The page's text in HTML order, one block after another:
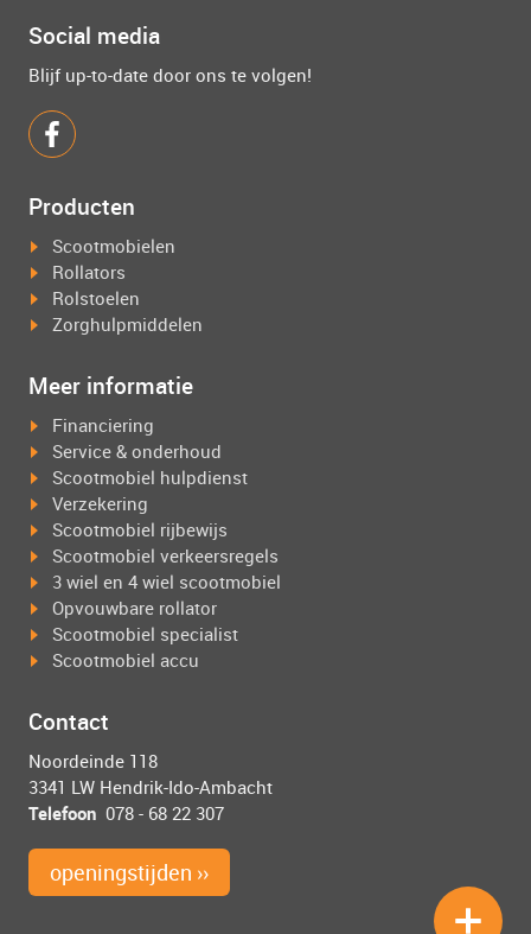
Social media
Blijf up-to-date door ons te volgen!
Producten
Scootmobielen
Rollators
Rolstoelen
Zorghulpmiddelen
Meer informatie
Financiering
Service & onderhoud
Scootmobiel hulpdienst
Verzekering
Scootmobiel rijbewijs
Scootmobiel verkeersregels
3 wiel en 4 wiel scootmobiel
Opvouwbare rollator
Scootmobiel specialist
Scootmobiel accu
Contact
Noordeinde 118
3341 LW Hendrik-Ido-Ambacht
Telefoon 078 - 68 22 307
openingstijden ››